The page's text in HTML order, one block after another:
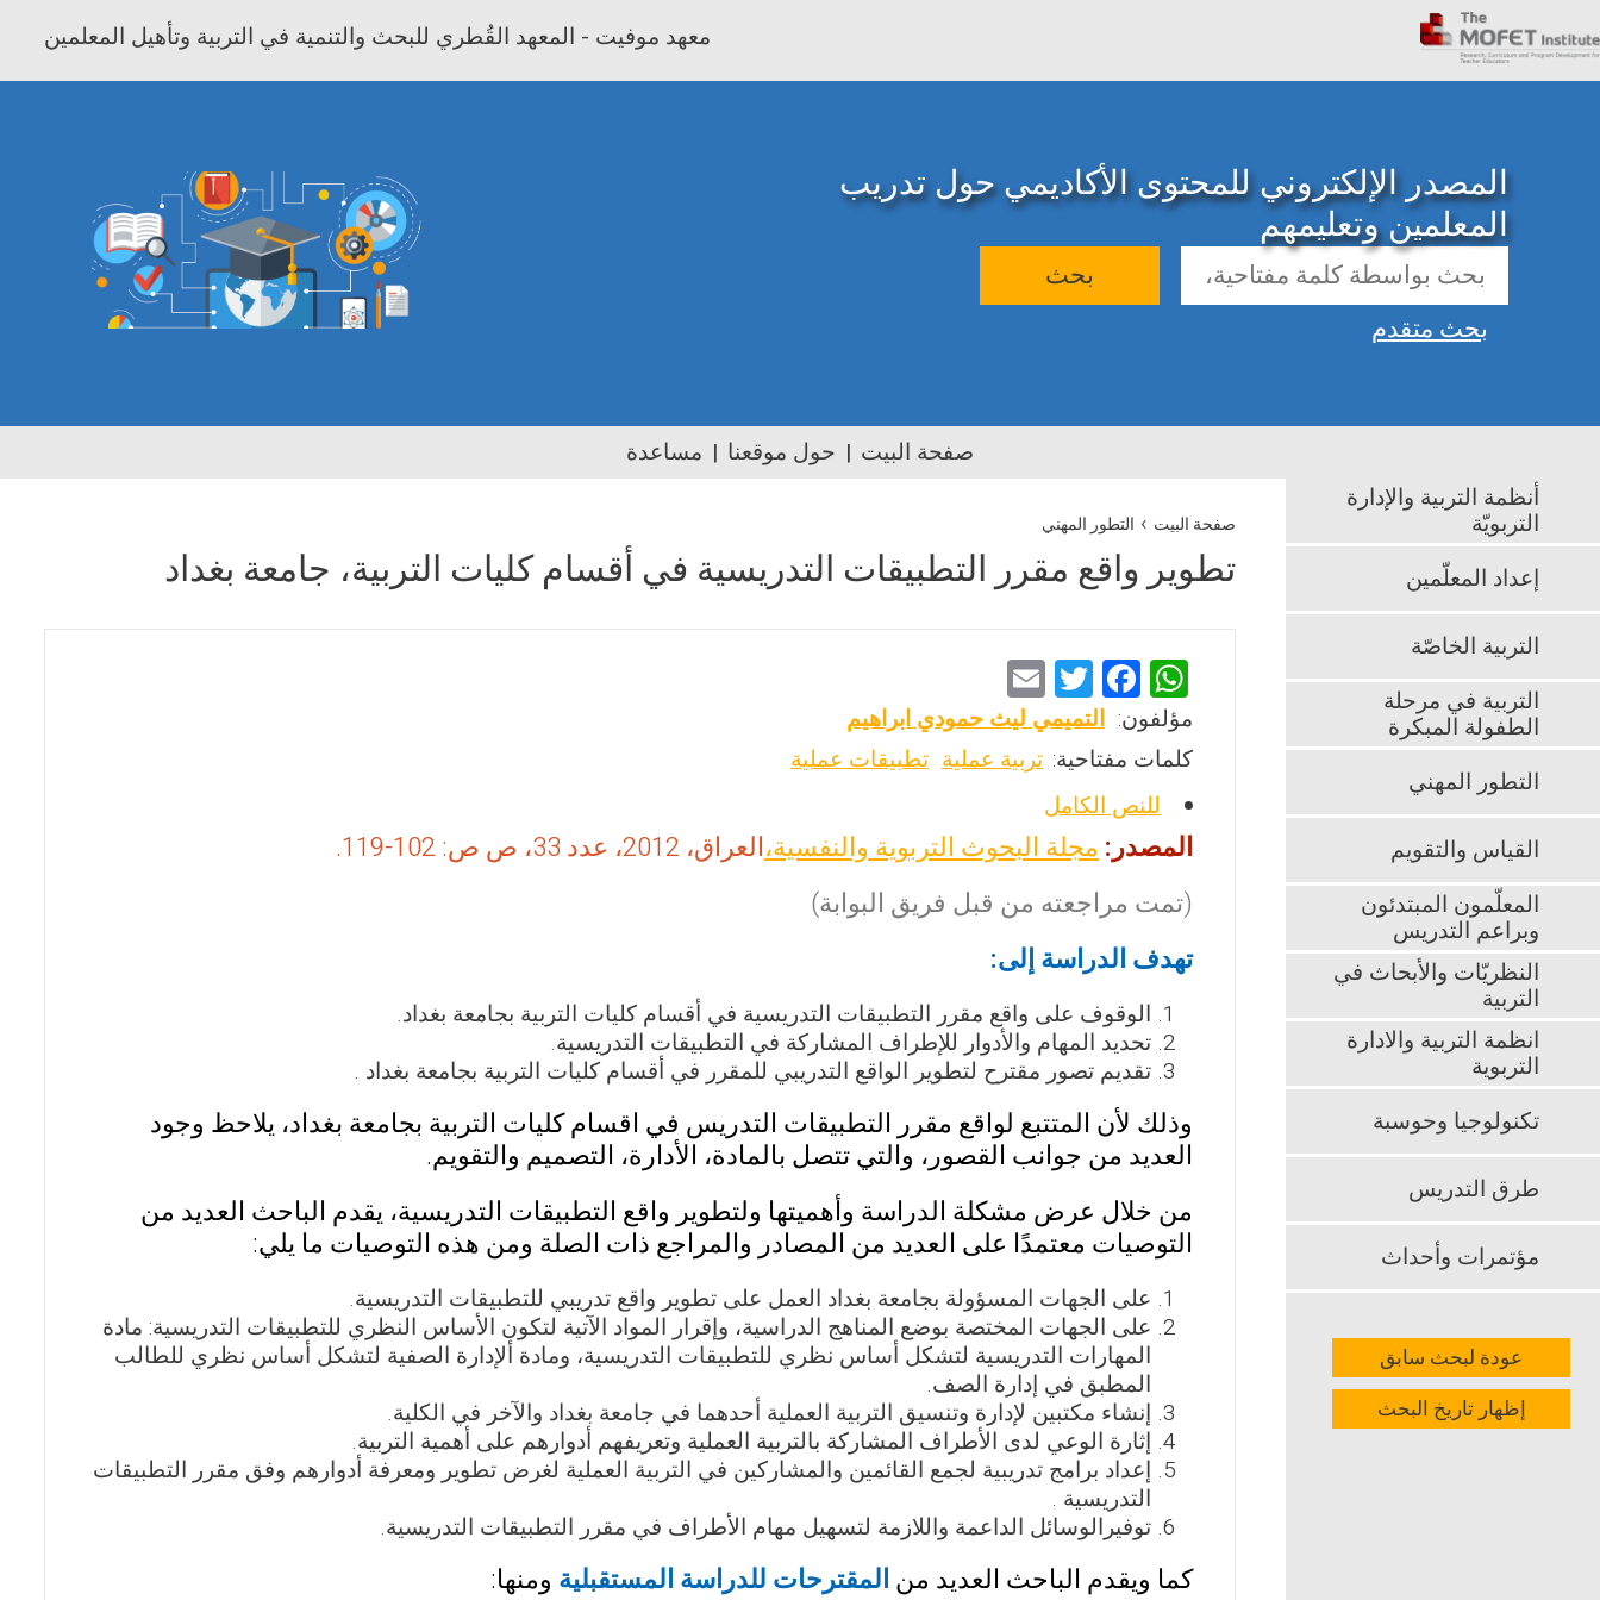
معهد موفيت - المعهد القُطري للبحث والتنمية في التربية وتأهيل المعلمين
المصدر الإلكتروني للمحتوى الأكاديمي حول تدريب
المعلمين وتعليمهم
بحث
بحث متقدم
صفحة البيت حول موقعنا مساعدة
صفحة البيت › التطور المهني
تطوير واقع مقرر التطبيقات التدريسية في أقسام كليات التربية، جامعة بغداد
W
h
at
s
A
p
p
F
a
ce
b
o
o
k
T
wi
tt
m
ai
مؤلفون: التميمي ليث حمودي ابراهيم
كلمات مفتاحية: تربية عملية تطبيقات عملية
للنص الكامل
المصدر: مجلة البحوث التربوية والنفسية،العراق، 2012، عدد 33، ص ص: 102-119.
(تمت مراجعته من قبل فريق البوابة)
تهدف الدراسة إلى:
الوقوف على واقع مقرر التطبيقات التدريسية في أقسام كليات التربية بجامعة بغداد.
تحديد المهام والأدوار للإطراف المشاركة في التطبيقات التدريسية.
تقديم تصور مقترح لتطوير الواقع التدريبي للمقرر في أقسام كليات التربية بجامعة بغداد .
وذلك لأن المتتبع لواقع مقرر التطبيقات التدريس في اقسام كليات التربية بجامعة بغداد، يلاحظ وجود
العديد من جوانب القصور، والتي تتصل بالمادة، الأدارة، التصميم والتقويم.
من خلال عرض مشكلة الدراسة وأهميتها ولتطوير واقع التطبيقات التدريسية، يقدم الباحث العديد من
التوصيات معتمدًا على العديد من المصادر والمراجع ذات الصلة ومن هذه التوصيات ما يلي:
على الجهات المسؤولة بجامعة بغداد العمل على تطوير واقع تدريبي للتطبيقات التدريسية.
على الجهات المختصة بوضع المناهج الدراسية، وإقرار المواد الآتية لتكون الأساس النظري للتطبيقات التدريسية: مادة
المهارات التدريسية لتشكل أساس نظري للتطبيقات التدريسية، ومادة ألإدارة الصفية لتشكل أساس نظري للطالب
المطبق في إدارة الصف.
إنشاء مكتبين لإدارة وتنسيق التربية العملية أحدهما في جامعة بغداد والآخر في الكلية.
إثارة الوعي لدى الأطراف المشاركة بالتربية العملية وتعريفهم أدوارهم على أهمية التربية.
إعداد برامج تدريبية لجمع القائمين والمشاركين في التربية العملية لغرض تطوير ومعرفة أدوارهم وفق مقرر التطبيقات
التدريسية .
توفيرالوسائل الداعمة واللازمة لتسهيل مهام الأطراف في مقرر التطبيقات التدريسية.
كما ويقدم الباحث العديد من المقترحات للدراسة المستقبلية ومنها:
أنظمة التربية والإدارة
التربويّة
إعداد المعلّمين
التربية الخاصّة
التربية في مرحلة
الطفولة المبكرة
التطور المهني
القياس والتقويم
المعلّمون المبتدئون
وبراعم التدريس
النظريّات والأبحاث في
التربية
انظمة التربية والادارة
التربوية
تكنولوجيا وحوسبة
طرق التدريس
مؤتمرات وأحداث
عودة لبحث سابق
إظهار تاريخ البحث